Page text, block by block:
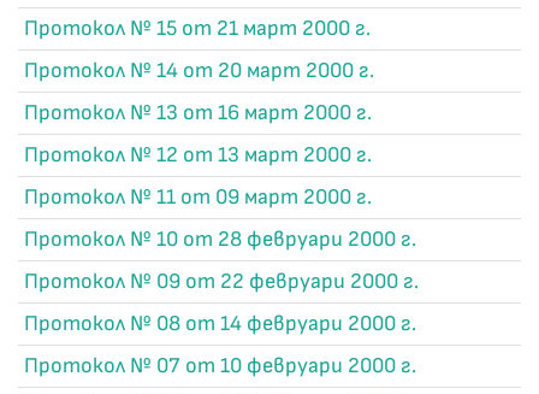
Протокол № 15 от 21 март 2000 г.
Протокол № 14 от 20 март 2000 г.
Протокол № 13 от 16 март 2000 г.
Протокол № 12 от 13 март 2000 г.
Протокол № 11 от 09 март 2000 г.
Протокол № 10 от 28 февруари 2000 г.
Протокол № 09 от 22 февруари 2000 г.
Протокол № 08 от 14 февруари 2000 г.
Протокол № 07 от 10 февруари 2000 г.